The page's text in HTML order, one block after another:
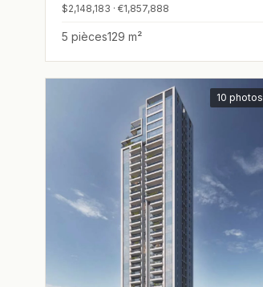
$2,148,183 · €1,857,888
5 pièces129 m²
10 photos